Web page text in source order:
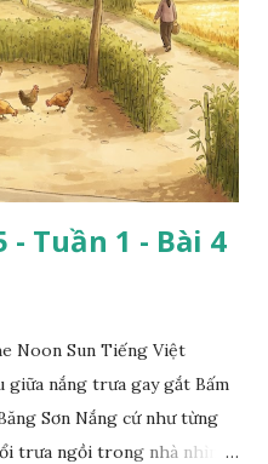
Tuần 1 - Bài 4
Noon Sun Tiếng Việt
nắng trưa gay gắt Bấm
Sơn Nắng cứ như từng
trưa ngồi trong nhà nhìn